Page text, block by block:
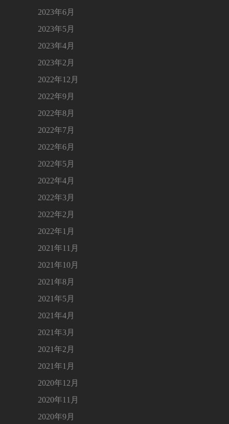
2023年6月
2023年5月
2023年4月
2023年2月
2022年12月
2022年9月
2022年8月
2022年7月
2022年6月
2022年5月
2022年4月
2022年3月
2022年2月
2022年1月
2021年11月
2021年10月
2021年8月
2021年5月
2021年4月
2021年3月
2021年2月
2021年1月
2020年12月
2020年11月
2020年9月